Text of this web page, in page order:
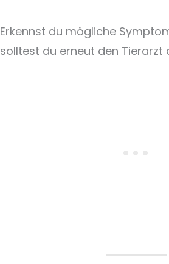
Erkennst du mögliche
solltest du erneut den Tierarzt